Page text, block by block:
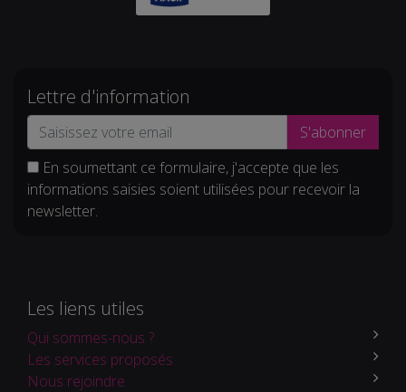
Lettre d'information
S'abonner
En soumettant ce formulaire, j'accepte que les
informations saisies soient utilisées pour recevoir la
newsletter.
Les liens utiles
Qui sommes-nous ?
Les services proposés
Nous rejoindre